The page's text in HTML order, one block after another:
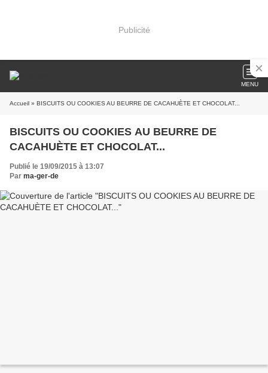
Publicité
MENU
Accueil » BISCUITS OU COOKIES AU BEURRE DE CACAHUÈTE ET CHOCOLAT...
BISCUITS OU COOKIES AU BEURRE DE
CACAHUÈTE ET CHOCOLAT...
Publié le 19/09/2015 à 13:07
Par ma-ger-de